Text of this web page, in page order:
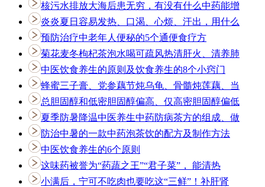
核污水排放大海后患无穷，有没有什么中药能增
炎炎夏日容易发热、口渴、心烦、汗出，用什么
预防治疗中老年人便秘的5个通便食疗方
菊花麦冬枸杞茶泡水喝可疏风热清肝火、清养肺
中医饮食养生的原则及饮食养生的8个小窍门
蜂蜜三子膏、党参藕节炖乌龟、骨髓炖莲藕、当
总胆固醇和低密胆固醇偏高、仅高密胆固醇偏低
夏季防暑降温中医养生中药防病茶方的组成、做
防治中暑的一款中药泡茶饮的配方及制作方法
中医饮食养生的6个原则
这味药被誉为“药蔬之王”“君子菜”， 能清热
小满后，宁可不吃肉也要吃这“三鲜”！补肝肾